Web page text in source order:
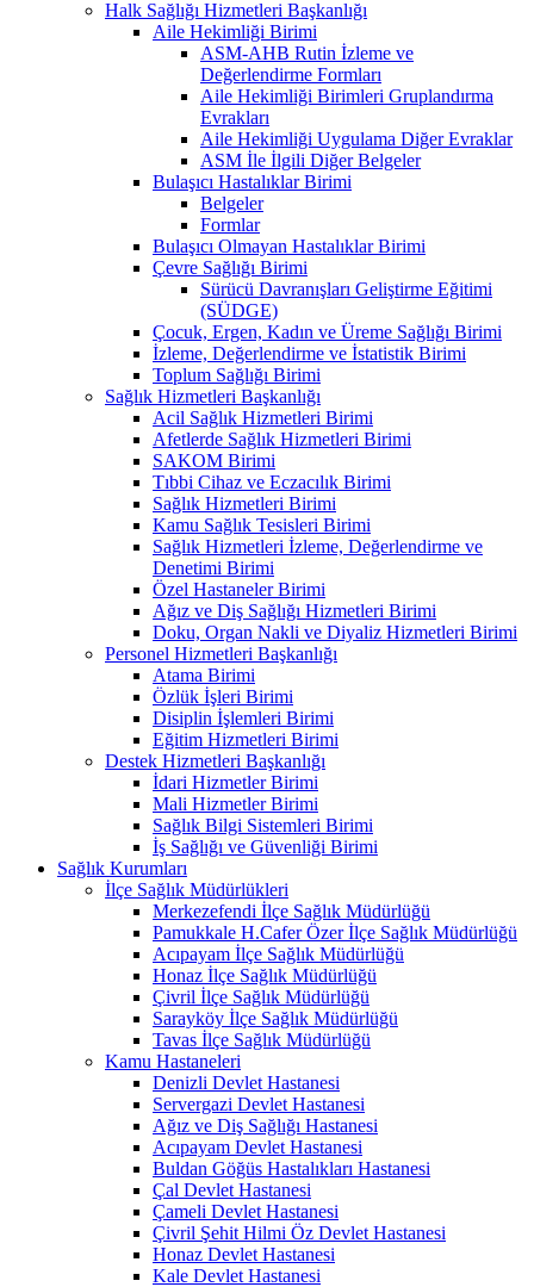
Halk Sağlığı Hizmetleri Başkanlığı
Aile Hekimliği Birimi
ASM-AHB Rutin İzleme ve
Değerlendirme Formları
Aile Hekimliği Birimleri Gruplandırma
Evrakları
Aile Hekimliği Uygulama Diğer Evraklar
ASM İle İlgili Diğer Belgeler
Bulaşıcı Hastalıklar Birimi
Belgeler
Formlar
Bulaşıcı Olmayan Hastalıklar Birimi
Çevre Sağlığı Birimi
Sürücü Davranışları Geliştirme Eğitimi
(SÜDGE)
Çocuk, Ergen, Kadın ve Üreme Sağlığı Birimi
İzleme, Değerlendirme ve İstatistik Birimi
Toplum Sağlığı Birimi
Sağlık Hizmetleri Başkanlığı
Acil Sağlık Hizmetleri Birimi
Afetlerde Sağlık Hizmetleri Birimi
SAKOM Birimi
Tıbbi Cihaz ve Eczacılık Birimi
Sağlık Hizmetleri Birimi
Kamu Sağlık Tesisleri Birimi
Sağlık Hizmetleri İzleme, Değerlendirme ve
Denetimi Birimi
Özel Hastaneler Birimi
Ağız ve Diş Sağlığı Hizmetleri Birimi
Doku, Organ Nakli ve Diyaliz Hizmetleri Birimi
Personel Hizmetleri Başkanlığı
Atama Birimi
Özlük İşleri Birimi
Disiplin İşlemleri Birimi
Eğitim Hizmetleri Birimi
Destek Hizmetleri Başkanlığı
İdari Hizmetler Birimi
Mali Hizmetler Birimi
Sağlık Bilgi Sistemleri Birimi
İş Sağlığı ve Güvenliği Birimi
Sağlık Kurumları
İlçe Sağlık Müdürlükleri
Merkezefendi İlçe Sağlık Müdürlüğü
Pamukkale H.Cafer Özer İlçe Sağlık Müdürlüğü
Acıpayam İlçe Sağlık Müdürlüğü
Honaz İlçe Sağlık Müdürlüğü
Çivril İlçe Sağlık Müdürlüğü
Sarayköy İlçe Sağlık Müdürlüğü
Tavas İlçe Sağlık Müdürlüğü
Kamu Hastaneleri
Denizli Devlet Hastanesi
Servergazi Devlet Hastanesi
Ağız ve Diş Sağlığı Hastanesi
Acıpayam Devlet Hastanesi
Buldan Göğüs Hastalıkları Hastanesi
Çal Devlet Hastanesi
Çameli Devlet Hastanesi
Çivril Şehit Hilmi Öz Devlet Hastanesi
Honaz Devlet Hastanesi
Kale Devlet Hastanesi